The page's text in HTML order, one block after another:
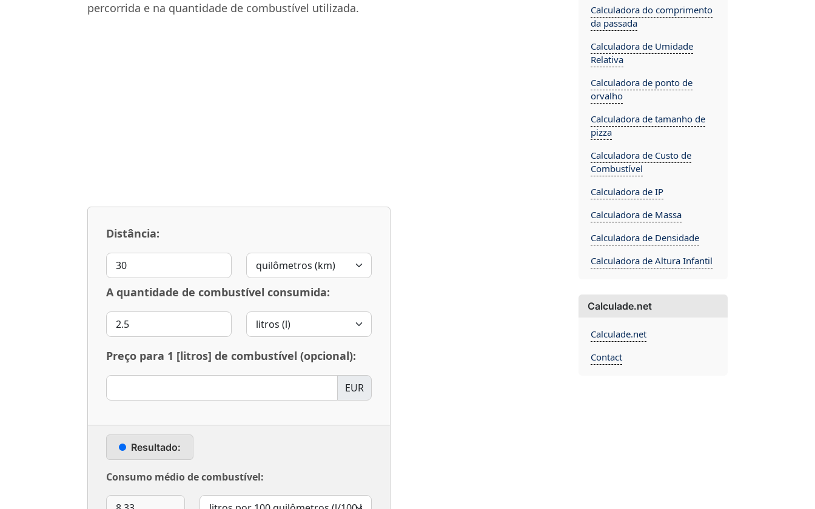
percorrida e na quantidade de combustível utilizada.
Distância:
A quantidade de combustível consumida:
Preço para 1 [litros] de combustível (opcional):
EUR
Resultado:
Consumo médio de combustível:
Calculadora do comprimento
da passada
Calculadora de Umidade
Relativa
Calculadora de ponto de
orvalho
Calculadora de tamanho de
pizza
Calculadora de Custo de
Combustível
Calculadora de IP
Calculadora de Massa
Calculadora de Densidade
Calculadora de Altura Infantil
Calculade.net
Calculade.net
Contact